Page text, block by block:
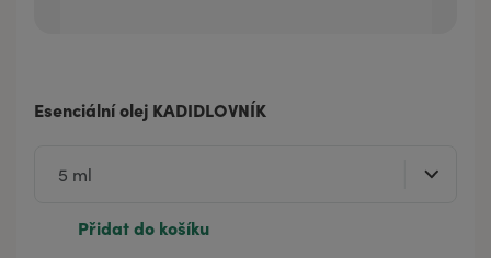
Esenciální olej KADIDLOVNÍK
Přidat do košíku